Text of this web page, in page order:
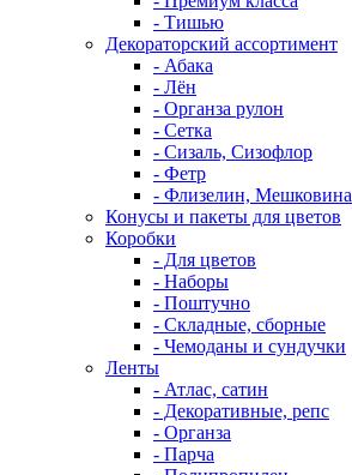
- Тишью
Декораторский ассортимент
- Абака
- Лён
- Органза рулон
- Сетка
- Сизаль, Сизофлор
- Фетр
- Флизелин, Мешковина
Конусы и пакеты для цветов
Коробки
- Для цветов
- Наборы
- Поштучно
- Складные, сборные
- Чемоданы и сундучки
Ленты
- Атлас, сатин
- Декоративные, репс
- Органза
- Парча